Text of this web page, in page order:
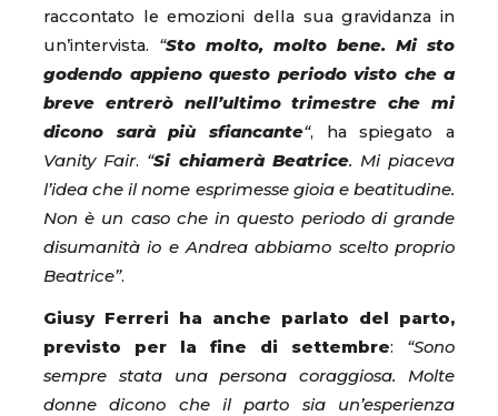
raccontato le emozioni della sua gravidanza in
un’intervista. “Sto molto, molto bene. Mi sto
godendo appieno questo periodo visto che a
breve entrerò nell’ultimo trimestre che mi
dicono sarà più sfiancante“, ha spiegato a
Vanity Fair. “Si chiamerà Beatrice. Mi piaceva
l’idea che il nome esprimesse gioia e beatitudine.
Non è un caso che in questo periodo di grande
disumanità io e Andrea abbiamo scelto proprio
Beatrice”.
Giusy Ferreri ha anche parlato del parto,
previsto per la fine di settembre: “Sono
sempre stata una persona coraggiosa. Molte
donne dicono che il parto sia un’esperienza